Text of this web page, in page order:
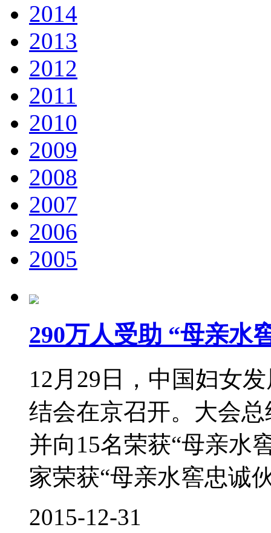
2014
2013
2012
2011
2010
2009
2008
2007
2006
2005
290万人受助 “母亲水
12月29日，中国妇女
结会在京召开。大会
并向15名荣获“母亲水
家荣获“母亲水窖忠诚
2015-12-31